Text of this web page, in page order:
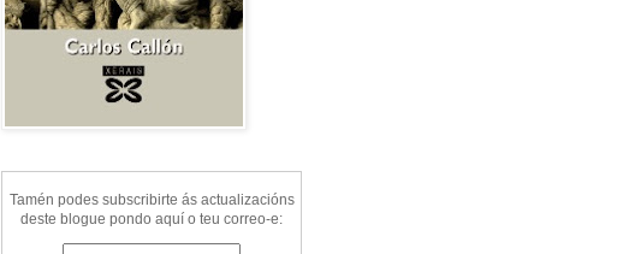
Tamén podes subscribirte ás actualizacións
deste blogue pondo aquí o teu correo-e: